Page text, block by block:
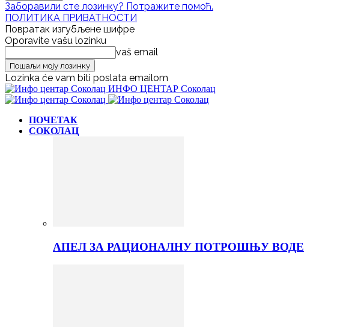
Заборавили сте лозинку? Потражите помоћ.
ПОЛИТИКА ПРИВАТНОСТИ
Повратак изгубљене шифре
Oporavite vašu lozinku
vaš email
Lozinka će vam biti poslata emailom
ИНФО ЦЕНТАР Соколац
ПОЧЕТАК
СОКОЛАЦ
АПЕЛ ЗА РАЦИОНАЛНУ ПОТРОШЊУ ВОДЕ